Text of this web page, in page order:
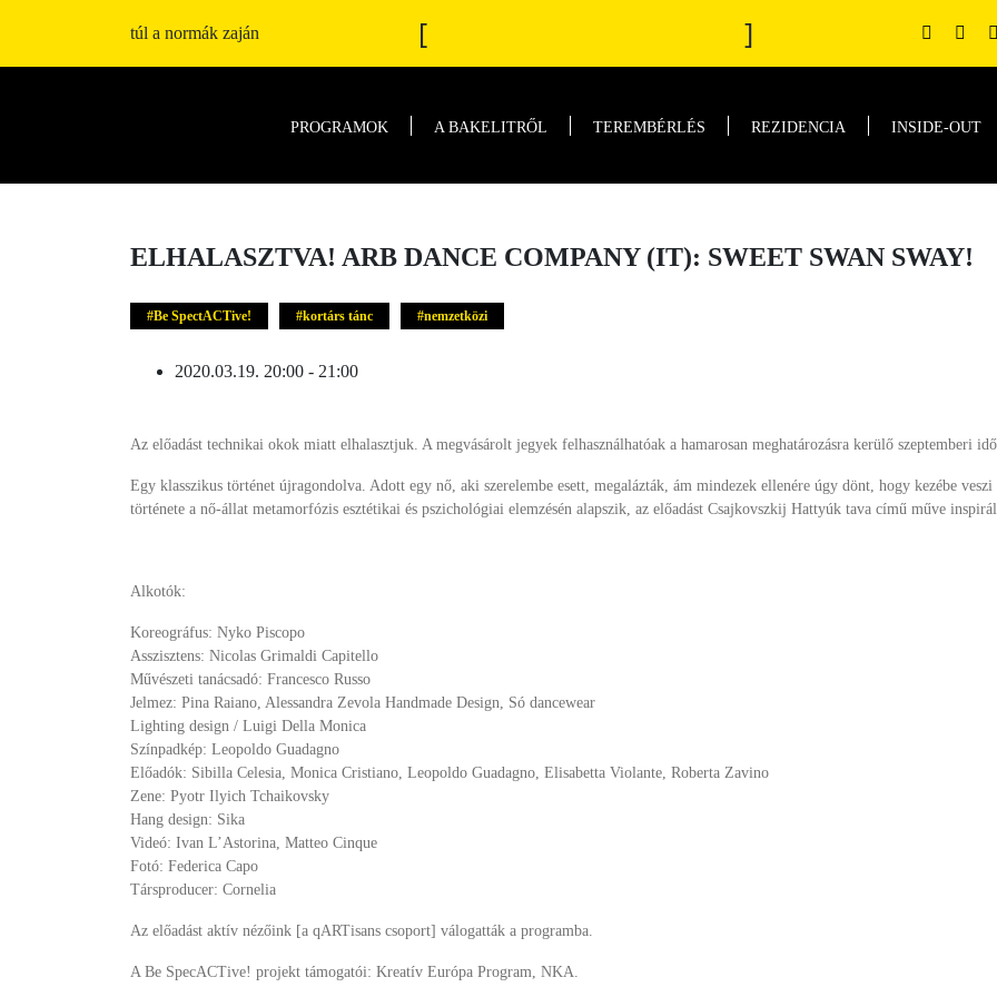
túl a normák zaján [ ]
PROGRAMOK A BAKELITRŐL TEREMBÉRLÉS REZIDENCIA INSIDE-OUT
ELHALASZTVA! ARB DANCE COMPANY (IT): SWEET SWAN SWAY!
Be SpectACTive! kortárs tánc nemzetközi
2020.03.19. 20:00 - 21:00
Az előadást technikai okok miatt elhalasztjuk. A megvásárolt jegyek felhasználhatóak a hamarosan meghatározásra kerülő szeptemberi
Egy klasszikus történet újragondolva. Adott egy nő, aki szerelembe esett, megalázták, ám mindezek ellenére úgy dönt, hogy kezébe
története a nő-állat metamorfózis esztétikai és pszichológiai elemzésén alapszik, az előadást Csajkovszkij Hattyúk tava című műve
Alkotók:
Koreográfus: Nyko Piscopo
Asszisztens: Nicolas Grimaldi Capitello
Művészeti tanácsadó: Francesco Russo
Jelmez: Pina Raiano, Alessandra Zevola Handmade Design, Só dancewear
Lighting design / Luigi Della Monica
Színpadkép: Leopoldo Guadagno
Előadók: Sibilla Celesia, Monica Cristiano, Leopoldo Guadagno, Elisabetta Violante, Roberta Zavino
Zene: Pyotr Ilyich Tchaikovsky
Hang design: Sika
Videó: Ivan L’Astorina, Matteo Cinque
Fotó: Federica Capo
Társproducer: Cornelia
Az előadást aktív nézőink [a qARTisans csoport] válogatták a programba.
A Be SpecACTive! projekt támogatói: Kreatív Európa Program, NKA.